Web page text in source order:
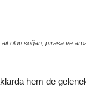
olup soğan, pırasa ve
hem de